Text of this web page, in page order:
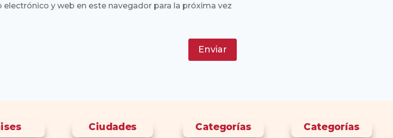
electrónico y web en este navegador para la próxima vez
Enviar
Ciudades Categorías Categorías